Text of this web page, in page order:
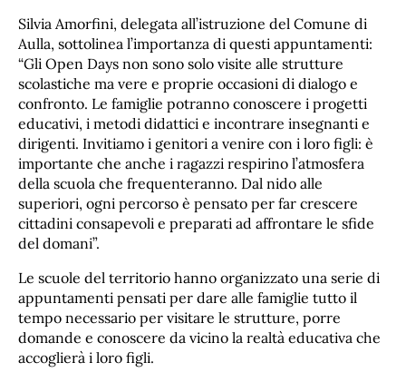
Silvia Amorfini, delegata all’istruzione del Comune di
Aulla, sottolinea l’importanza di questi appuntamenti:
“Gli Open Days non sono solo visite alle strutture
scolastiche ma vere e proprie occasioni di dialogo e
confronto. Le famiglie potranno conoscere i progetti
educativi, i metodi didattici e incontrare insegnanti e
dirigenti. Invitiamo i genitori a venire con i loro figli: è
importante che anche i ragazzi respirino l’atmosfera
della scuola che frequenteranno. Dal nido alle
superiori, ogni percorso è pensato per far crescere
cittadini consapevoli e preparati ad affrontare le sfide
del domani”.
Le scuole del territorio hanno organizzato una serie di
appuntamenti pensati per dare alle famiglie tutto il
tempo necessario per visitare le strutture, porre
domande e conoscere da vicino la realtà educativa che
accoglierà i loro figli.